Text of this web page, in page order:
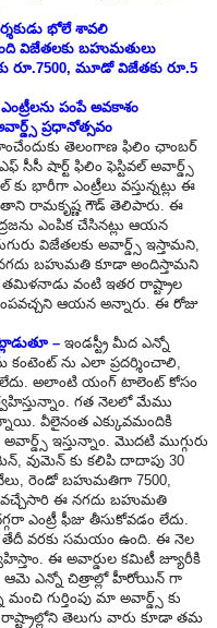
భోలే శావలి
విజేతలకు బహుమతులు
రూ.7500, మూడో విజేతకు రూ.5
పంపే అవకాశం
ప్రధానోత్సవం
తెలంగాణ ఫిలిం ఛాంబర్
సీసీ షార్ట్ ఫిలిం ఫెస్టివల్ అవార్డ్స్
భారీగా ఎంట్రీలు వస్తున్నట్లు ఈ
రామకృష్ణ గౌడ్ తెలిపారు. ఈ
ఎంపిక చేసినట్లు ఆయన
విజేతలకు అవార్డ్స్ ఇస్తామని,
బహుమతి కూడా అందిస్తామని
తమిళనాడు వంటి ఇతర రాష్ట్రాల
ఆయన అన్నారు. ఈ రోజు
– ఇండస్ట్రీ మీద ఎన్నో
కంటెంట్ ను ఎలా ప్రదర్శించాలి,
అలాంటి యంగ్ టాలెంట్ కోసం
గత నెలలో మేము
వీలైనంత ఎక్కువమందికి
ఇస్తున్నాం. మొదటి ముగ్గురు
వుమెన్ కు కలిపి దాదాపు 30
రెండో బహుమతిగా 7500,
ఈ నగదు బహుమతి
ఎంట్రీ ఫీజు తీసుకోవడం లేదు.
తేదీ వరకు సమయం ఉంది. ఈ నెల
ఈ అవార్డుల కమిటీ జ్యూరీకి
ఆమె ఎన్నో చిత్రాల్లో హీరోయిన్ గా
మంచి గుర్తింపు మా అవార్డ్స్ కు
రాష్ట్రాల్లోని తెలుగు వారు కూడా తమ